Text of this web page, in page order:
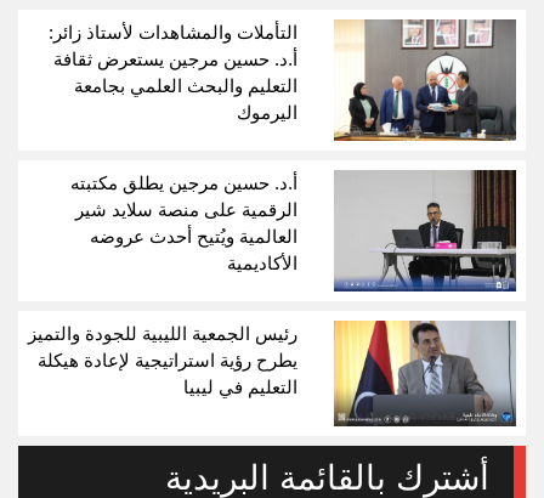
التأملات والمشاهدات لأستاذ زائر:
أ.د. حسين مرجين يستعرض ثقافة
التعليم والبحث العلمي بجامعة
اليرموك
أ.د. حسين مرجين يطلق مكتبته
الرقمية على منصة سلايد شير
العالمية ويُتيح أحدث عروضه
الأكاديمية
رئيس الجمعية الليبية للجودة والتميز
يطرح رؤية استراتيجية لإعادة هيكلة
التعليم في ليبيا
أشترك بالقائمة البريدية